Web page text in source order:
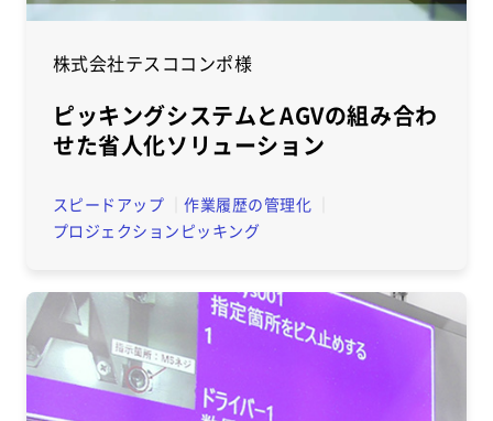
株式会社テスココンポ様
ピッキングシステムとAGVの組み合わ
せた省人化ソリューション
スピードアップ
作業履歴の管理化
プロジェクションピッキング